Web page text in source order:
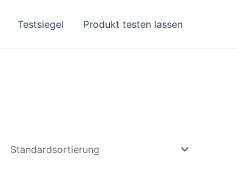
Testsiegel Produkt testen lassen